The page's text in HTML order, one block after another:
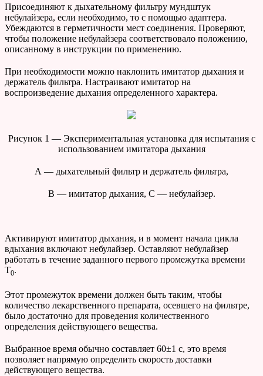
Присоединяют к дыхательному фильтру мундштук
небулайзера, если необходимо, то с помощью адаптера.
Убеждаются в герметичности мест соединения. Проверяют,
чтобы положение небулайзера соответствовало положению,
описанному в инструкции по применению.
При необходимости можно наклонить имитатор дыхания и
держатель фильтра. Настраивают имитатор на
воспроизведение дыхания определенного характера.
Рисунок 1 — Экспериментальная установка для испытания с
использованием имитатора дыхания
А — дыхательный фильтр и держатель фильтра,
B — имитатор дыхания, C — небулайзер.
Активируют имитатор дыхания, и в момент начала цикла
вдыхания включают небулайзер. Оставляют небулайзер
работать в течение заданного первого промежутка времени
T0.
Этот промежуток времени должен быть таким, чтобы
количество лекарственного препарата, осевшего на фильтре,
было достаточно для проведения количественного
определения действующего вещества.
Выбранное время обычно составляет 60±1 с, это время
позволяет напрямую определить скорость доставки
действующего вещества.